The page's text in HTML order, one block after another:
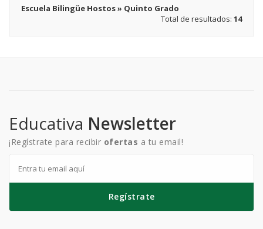
Escuela Bilingüe Hostos » Quinto Grado
Total de resultados: 14
Educativa Newsletter
¡Regístrate para recibir ofertas a tu email!
Regístrate